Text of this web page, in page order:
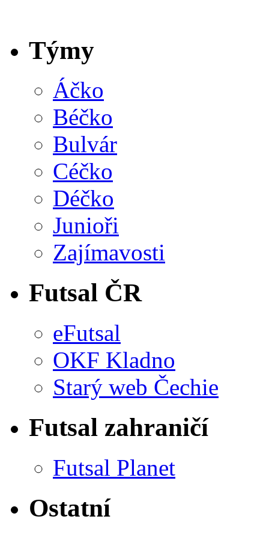
Týmy
Áčko
Béčko
Bulvár
Céčko
Déčko
Junioři
Zajímavosti
Futsal ČR
eFutsal
OKF Kladno
Starý web Čechie
Futsal zahraničí
Futsal Planet
Ostatní